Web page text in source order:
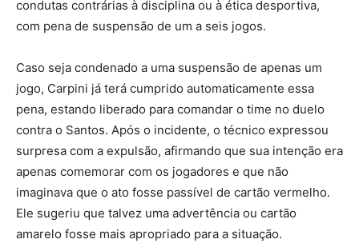
condutas contrárias à disciplina ou à ética desportiva,
com pena de suspensão de um a seis jogos.
Caso seja condenado a uma suspensão de apenas um
jogo, Carpini já terá cumprido automaticamente essa
pena, estando liberado para comandar o time no duelo
contra o Santos. Após o incidente, o técnico expressou
surpresa com a expulsão, afirmando que sua intenção era
apenas comemorar com os jogadores e que não
imaginava que o ato fosse passível de cartão vermelho.
Ele sugeriu que talvez uma advertência ou cartão
amarelo fosse mais apropriado para a situação.